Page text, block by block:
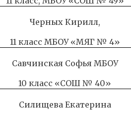
Черных Кирилл,
11 класс МБОУ «МЯГ № 4»
Савчинская Софья МБОУ
10 класс «СОШ № 40»
Силищева Екатерина